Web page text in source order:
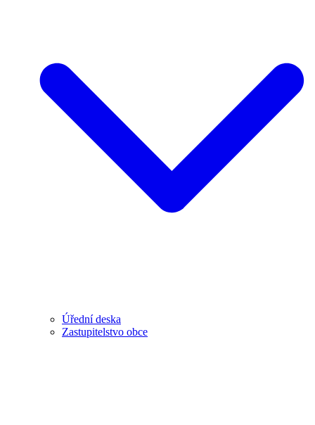
Úřední deska
Zastupitelstvo obce